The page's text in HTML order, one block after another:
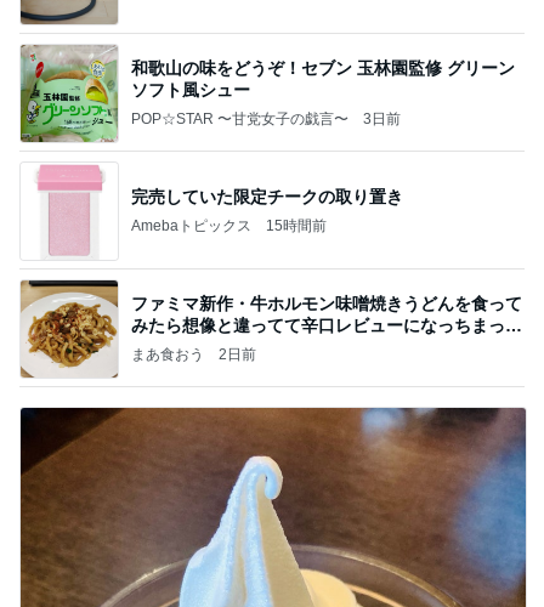
和歌山の味をどうぞ！セブン 玉林園監修 グリーン
ソフト風シュー
POP☆STAR 〜甘党女子の戯言〜 3日前
完売していた限定チークの取り置き
Amebaトピックス 15時間前
ファミマ新作・牛ホルモン味噌焼きうどんを食って
みたら想像と違ってて辛口レビューになっちまった
話
まあ食おう 2日前